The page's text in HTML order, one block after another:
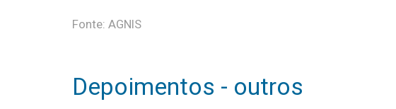
Fonte: AGNIS
Depoimentos - outros